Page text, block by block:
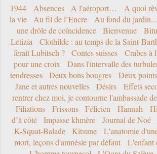
1944 Absences A l'aéroport… A quoi
la vie
Au fil de l’Encre Au fond du jardin...
une drôle de coïncidence
Bienvenue
Letizia
Clothilde : au temps de la Saint-
ferait Lubitsch ?
Contes suisses Crabes à
pour une croix
Dans l'intervalle des
tendresses
Deux bons bougres Deux
Jane et autres nouvelles
Désirs Effets
rentrer chez moi, je contourne l'ambassade
Filiations
Frissons Félicien Hannah
d’à côté
Impasse khmère Journal de Noé
K-Squat-Balade
Kitsune L'anatomie
mort, leçons d'amnésie par défaut
L'enfant